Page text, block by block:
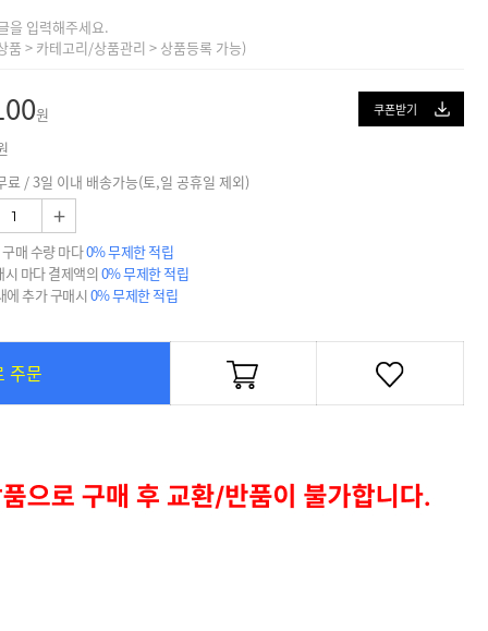
을 입력해주세요.
품 > 카테고리/상품관리 > 상품등록 가능)
쿠폰받기
원
료 / 3일 이내 배송가능(토,일 공휴일 제외)
+
매 수량 마다0% 무제한 적립
시 마다 결제액의 0% 무제한 적립
에 추가 구매시0% 무제한 적립
주문